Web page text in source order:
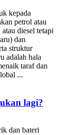
kepada
petrol atau
diesel tetapi
dan
struktur
adalah hala
taraf dan
...
lagi?
dan bateri